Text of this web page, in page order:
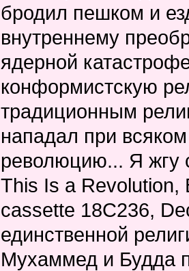
бродил пешком и
внутреннему
ядерной
конформистскую
традиционным
нападал при
революцию... Я жгу
This Is a Revolution,
cassette 18C236,
единственной
Мухаммед и Будда